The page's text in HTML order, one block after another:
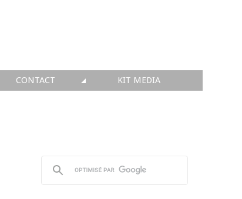
CONTACT KIT MEDIA